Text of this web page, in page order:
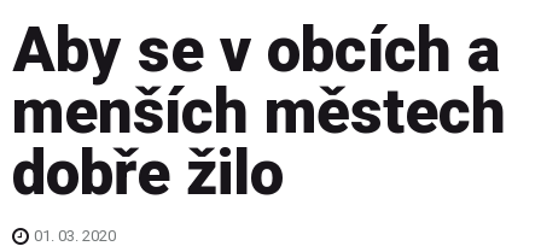
Aby se v obcích a
menších městech
dobře žilo
01. 03. 2020